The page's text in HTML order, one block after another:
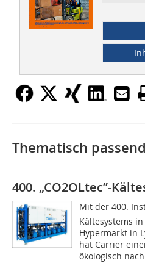
Thematisch
400. „CO2OLtec”-
Mit der 400.
Kältesystems
Hypermarkt in
hat Carrier
ökologisch